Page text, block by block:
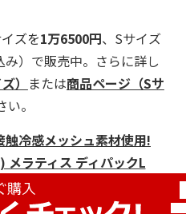
ズを1万6500円、Sサイズ
み）で販売中。さらに詳し
） または商品ページ（Sサ
。
冷感メッシュ素材使用!
メラティス ディパックL